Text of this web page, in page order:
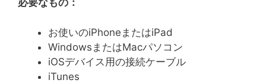
必要なもの：
お使いのiPhoneまたはiPad
WindowsまたはMacパソコン
iOSデバイス用の接続ケーブル
iTunes